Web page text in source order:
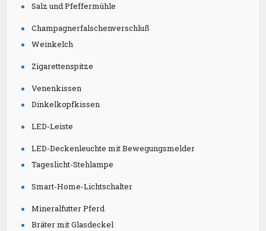
Salz und Pfeffermühle
Champagnerfalschenverschluß
Weinkelch
Zigarettenspitze
Venenkissen
Dinkelkopfkissen
LED-Leiste
LED-Deckenleuchte mit Bewegungsmelder
Tageslicht-Stehlampe
Smart-Home-Lichtschalter
Mineralfutter Pferd
Bräter mit Glasdeckel